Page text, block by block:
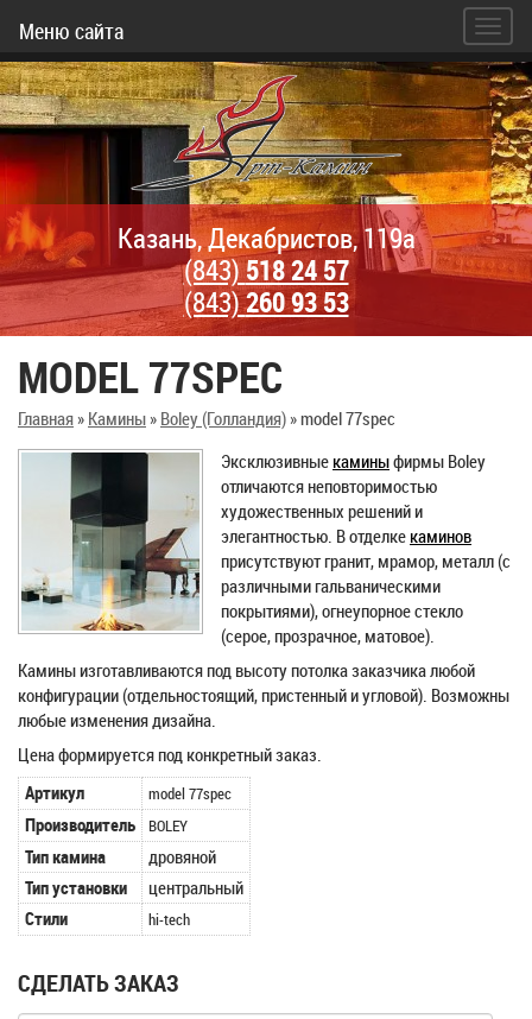
Меню сайта
Казань, Декабристов, 119а
(843)518 24 57
(843)260 93 53
MODEL 77SPEC
Главная» Камины» Boley (Голландия)»model 77spec
Эксклюзивные каминыфирмы Boley
отличаются неповторимостью
художественных решений и
элегантностью. В отделке каминов
присутствуют гранит, мрамор, металл (с
различными гальваническими
покрытиями), огнеупорное стекло
(серое, прозрачное, матовое).
Камины изготавливаются под высоту потолка заказчика любой
конфигурации (отдельностоящий, пристенный и угловой). Возможны
любые изменения дизайна.
Цена формируется под конкретный заказ.
Артикул
model 77spec
Производитель BOLEY
Тип камина
дровяной
Тип установки
центральный
Стили
hi-tech
СДЕЛАТЬ ЗАКАЗ